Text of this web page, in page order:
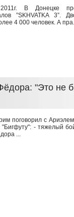
В Донецке
”SKHVATKA 3”.
4 000 человек. А
"Это не
поговорил с
"Бигфуту": - тяжелый
...